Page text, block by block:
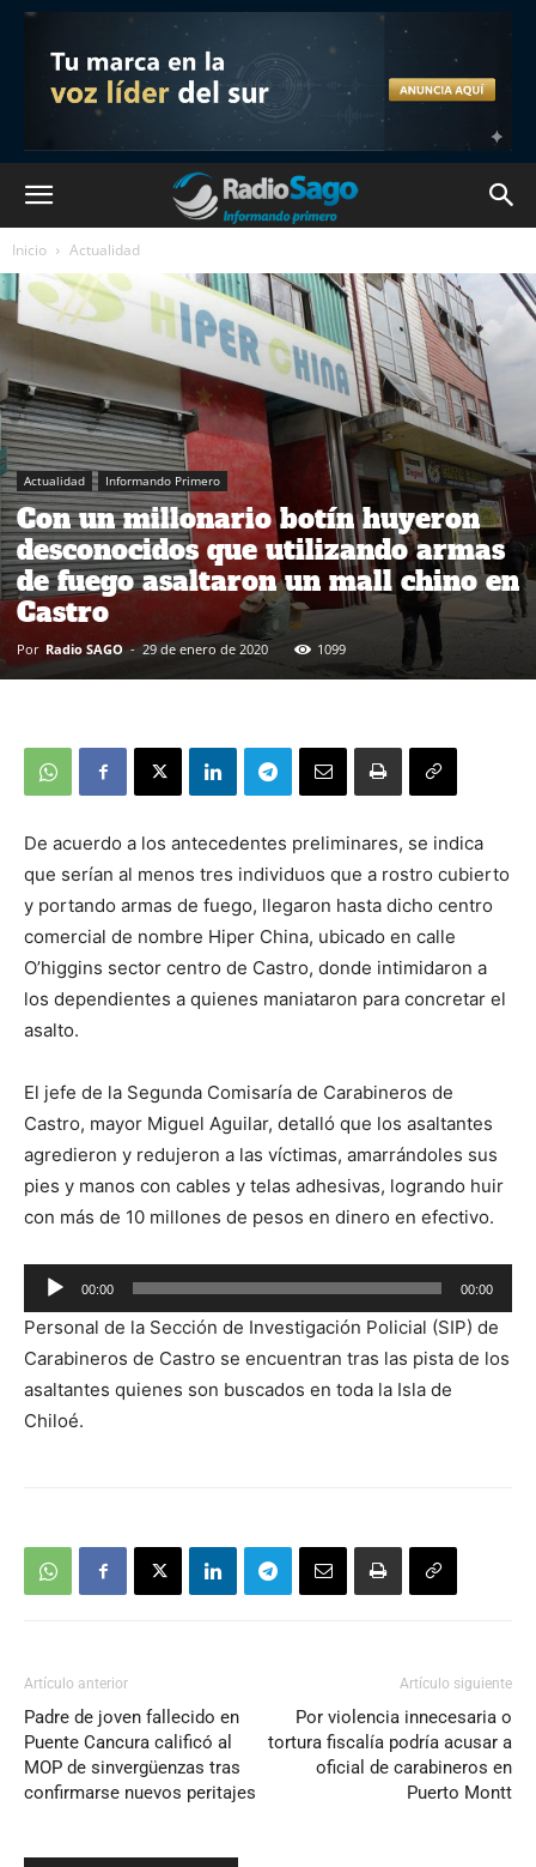
Inicio Actualidad
Actualidad Informando Primero
Con un millonario botín huyeron
desconocidos que utilizando armas
de fuego asaltaron un mall chino en
Castro
Por Radio SAGO - 29 de enero de 2020 1099
De acuerdo a los antecedentes preliminares, se indica
que serían al menos tres individuos que a rostro cubierto
y portando armas de fuego, llegaron hasta dicho centro
comercial de nombre Hiper China, ubicado en calle
O’higgins sector centro de Castro, donde intimidaron a
los dependientes a quienes maniataron para concretar el
asalto.
El jefe de la Segunda Comisaría de Carabineros de
Castro, mayor Miguel Aguilar, detalló que los asaltantes
agredieron y redujeron a las víctimas, amarrándoles sus
pies y manos con cables y telas adhesivas, logrando huir
con más de 10 millones de pesos en dinero en efectivo.
Reproductor
de
audio
00:00 00:00
Personal de la Sección de Investigación Policial (SIP) de
Carabineros de Castro se encuentran tras las pista de los
asaltantes quienes son buscados en toda la Isla de
Chiloé.
Artículo anterior
Padre de joven fallecido en
Puente Cancura calificó al
MOP de sinvergüenzas tras
confirmarse nuevos peritajes
Artículo siguiente
Por violencia innecesaria o
tortura fiscalía podría acusar a
oficial de carabineros en
Puerto Montt